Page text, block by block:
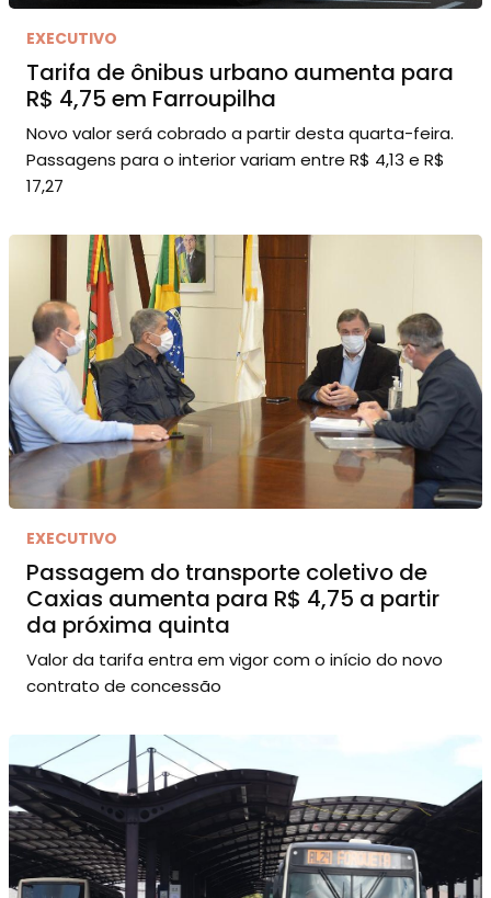
EXECUTIVO
Tarifa de ônibus urbano aumenta para
R$ 4,75 em Farroupilha
Novo valor será cobrado a partir desta quarta-feira.
Passagens para o interior variam entre R$ 4,13 e R$
17,27
EXECUTIVO
Passagem do transporte coletivo de
Caxias aumenta para R$ 4,75 a partir
da próxima quinta
Valor da tarifa entra em vigor com o início do novo
contrato de concessão